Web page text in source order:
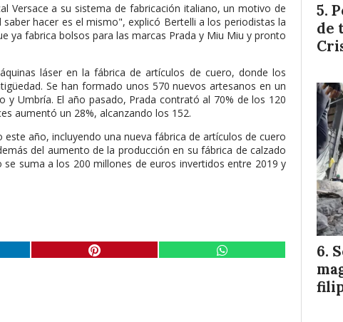
Versace a su sistema de fabricación italiano, un motivo de
hacer es el mismo", explicó Bertelli a los periodistas la
ya fabrica bolsos para las marcas Prada y Miu Miu y pronto
láser en la fábrica de artículos de cuero, donde los
Se han formado unos 570 nuevos artesanos en un
Umbría. El año pasado, Prada contrató al 70% de los 120
aumentó un 28%, alcanzando los 152.
año, incluyendo una nueva fábrica de artículos de cuero
del aumento de la producción en su fábrica de calzado
suma a los 200 millones de euros invertidos entre 2019 y
de